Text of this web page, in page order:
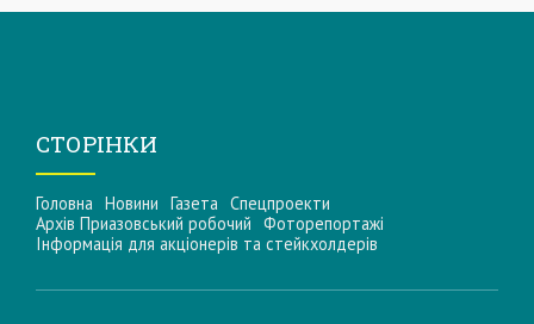
СТОРІНКИ
Головна Новини Газета Спецпроекти
Архів Приазовський робочий Фоторепортажі
Інформацiя для акцiонерiв та стейкхолдерiв